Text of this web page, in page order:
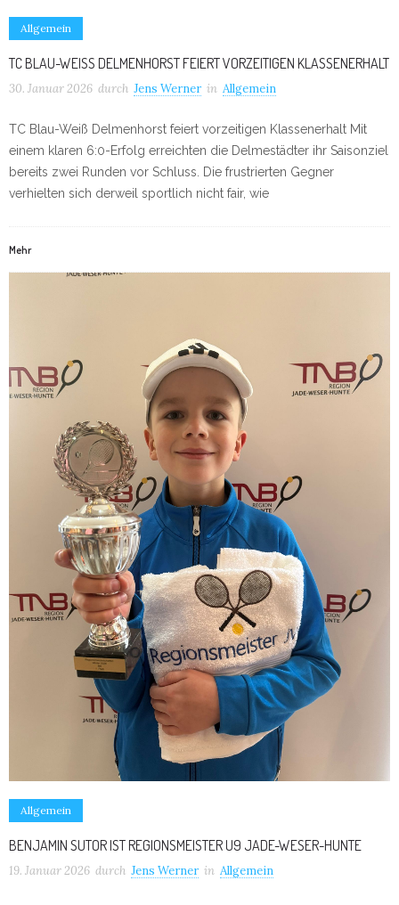
Allgemein
TC BLAU-WEISS DELMENHORST FEIERT VORZEITIGEN KLASSENERHALT
30. Januar 2026 durch Jens Werner in Allgemein
TC Blau-Weiß Delmenhorst feiert vorzeitigen Klassenerhalt Mit
einem klaren 6:0-Erfolg erreichten die Delmestädter ihr Saisonziel
bereits zwei Runden vor Schluss. Die frustrierten Gegner
verhielten sich derweil sportlich nicht fair, wie
Mehr
Allgemein
BENJAMIN SUTOR IST REGIONSMEISTER U9 JADE-WESER-HUNTE
19. Januar 2026 durch Jens Werner in Allgemein